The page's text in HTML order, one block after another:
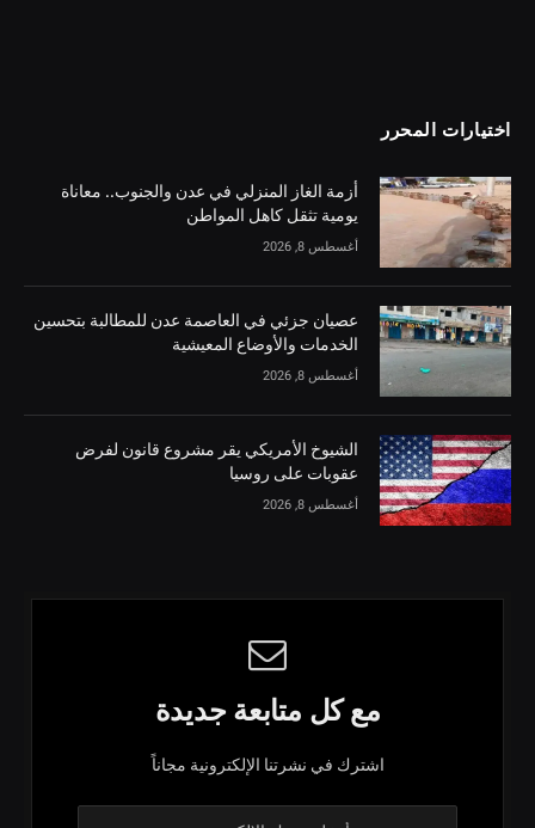
اختيارات المحرر
أزمة الغاز المنزلي في عدن والجنوب.. معاناة
يومية تثقل كاهل المواطن
أغسطس 8, 2026
عصيان جزئي في العاصمة عدن للمطالبة بتحسين
الخدمات والأوضاع المعيشية
أغسطس 8, 2026
الشيوخ الأمريكي يقر مشروع قانون لفرض
عقوبات على روسيا
أغسطس 8, 2026
مع كل متابعة جديدة
اشترك في نشرتنا الإلكترونية مجاناً